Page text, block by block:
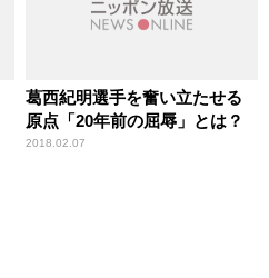
葛西紀明選手を奮い立たせる
原点「20年前の屈辱」とは？
2018.02.07